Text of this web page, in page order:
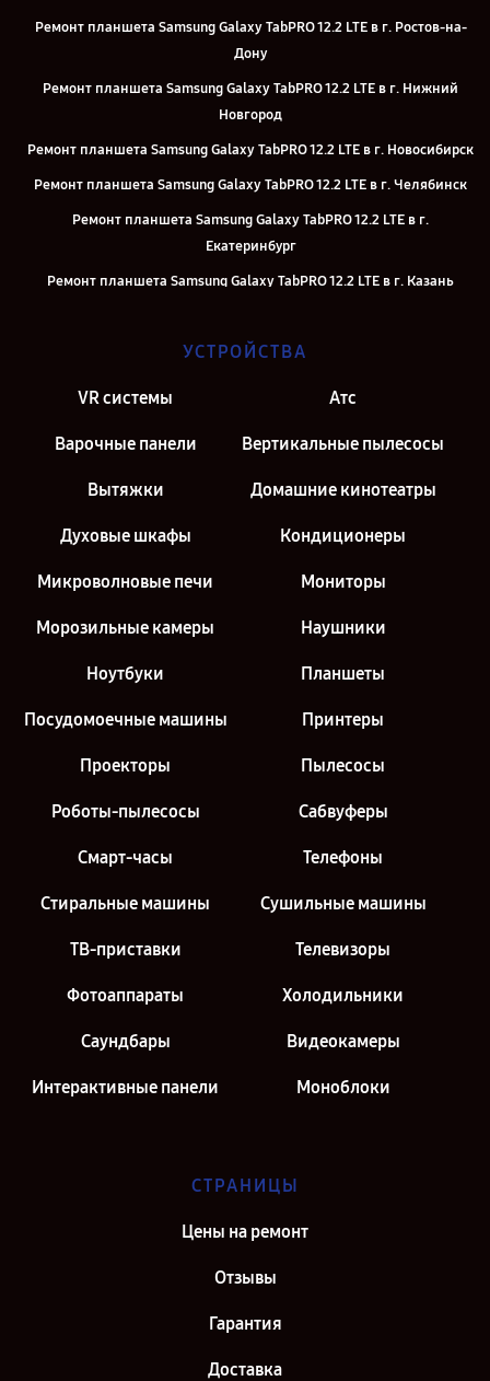
Ремонт планшета Samsung Galaxy TabPRO 12.2 LTE в г. Ростов-на-
Дону
Ремонт планшета Samsung Galaxy TabPRO 12.2 LTE в г. Нижний
Новгород
Ремонт планшета Samsung Galaxy TabPRO 12.2 LTE в г. Новосибирск
Ремонт планшета Samsung Galaxy TabPRO 12.2 LTE в г. Челябинск
Ремонт планшета Samsung Galaxy TabPRO 12.2 LTE в г.
Екатеринбург
Ремонт планшета Samsung Galaxy TabPRO 12.2 LTE в г. Казань
Ремонт планшета Samsung Galaxy TabPRO 12.2 LTE в г. Санкт-
УСТРОЙСТВА
VR системы Атс
Варочные панели Вертикальные пылесосы
Вытяжки Домашние кинотеатры
Духовые шкафы Кондиционеры
Микроволновые печи Мониторы
Морозильные камеры Наушники
Ноутбуки Планшеты
Посудомоечные машины Принтеры
Проекторы Пылесосы
Роботы-пылесосы Сабвуферы
Смарт-часы Телефоны
Стиральные машины Сушильные машины
ТВ-приставки Телевизоры
Фотоаппараты Холодильники
Саундбары Видеокамеры
Интерактивные панели Моноблоки
СТРАНИЦЫ
Цены на ремонт
Отзывы
Гарантия
Доставка